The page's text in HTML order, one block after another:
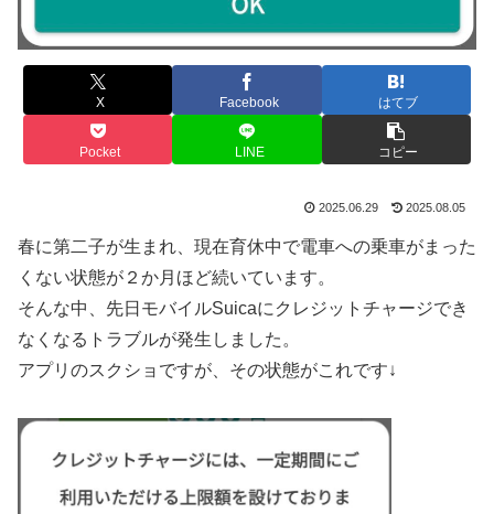
X Facebook はてブ
Pocket LINE コピー
2025.06.29 2025.08.05
春に第二子が生まれ、現在育休中で電車への乗車がまった
くない状態が２か月ほど続いています。
そんな中、先日モバイルSuicaにクレジットチャージでき
なくなるトラブルが発生しました。
アプリのスクショですが、その状態がこれです↓